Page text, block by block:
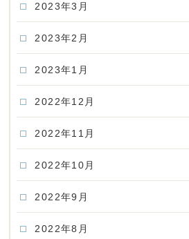
2023年3月
2023年2月
2023年1月
2022年12月
2022年11月
2022年10月
2022年9月
2022年8月